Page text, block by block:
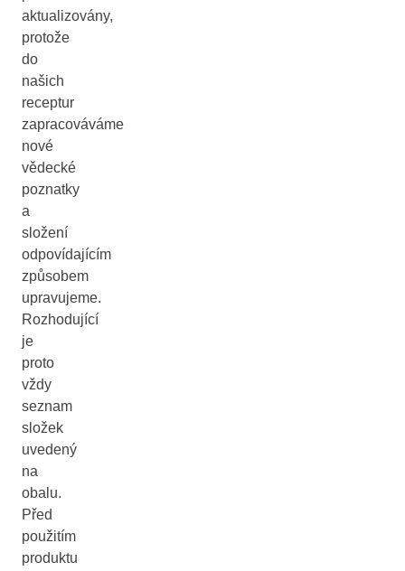
aktualizovány,
protože
do
našich
receptur
zapracováváme
nové
vědecké
poznatky
a
složení
odpovídajícím
způsobem
upravujeme.
Rozhodující
je
proto
vždy
seznam
složek
uvedený
na
obalu.
Před
použitím
produktu